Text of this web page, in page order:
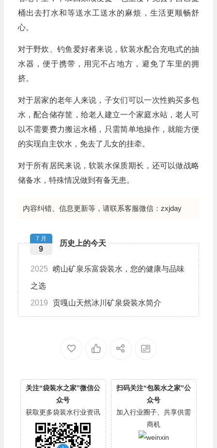
桶出去打水和等送水工送水的麻烦，生活更顺畅舒
心。
对于野炊、钓鱼爱好者来说，软装水配合充电式的抽
水器，便于携带，用完不占地方，避免了车里的拥
挤。
对于居家的老年人来说，子女们可以一次性购买多包
水，配合储存筐，给老人建立一个家庭水站，老人可
以不需要费力搬运水桶，只需简单地操作，就能方便
的实现自主饮水，免去了儿女的挂牵。
对于所有居民来说，软装水保质期长，还可以做战略
储备水，特殊情况做到有备无患。
内容纠错、信息更新等，请联系客服微信：zxjday
历史上的今天
7 月
9
2025 崂山矿泉乐富袋装水，您的健康与品味
之选
2019 贡嘎山天然冰川矿泉袋装水简介
关注“袋装水之家”微信公
众号
获取更多袋装水行业资讯
扫码关注“包装水之家”公
众号
加入行业圈子、共享供需
商机